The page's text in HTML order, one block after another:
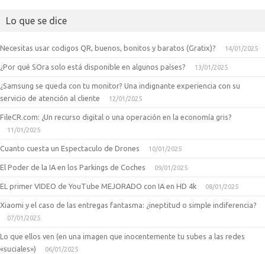
Lo que se dice
Necesitas usar codigos QR, buenos, bonitos y baratos (Gratix)? 14/01/2025
¿Por qué SOra solo está disponible en algunos países? 13/01/2025
¿Samsung se queda con tu monitor? Una indignante experiencia con su
servicio de atención al cliente
12/01/2025
FileCR.com: ¿Un recurso digital o una operación en la economía gris?
11/01/2025
Cuanto cuesta un Espectaculo de Drones 10/01/2025
El Poder de la IA en los Parkings de Coches 09/01/2025
EL primer VIDEO de YouTube MEJORADO con IA en HD 4k 08/01/2025
Xiaomi y el caso de las entregas fantasma: ¿ineptitud o simple indiferencia?
07/01/2025
Lo que ellos ven (en una imagen que inocentemente tu subes a las redes
«suciales»)
06/01/2025